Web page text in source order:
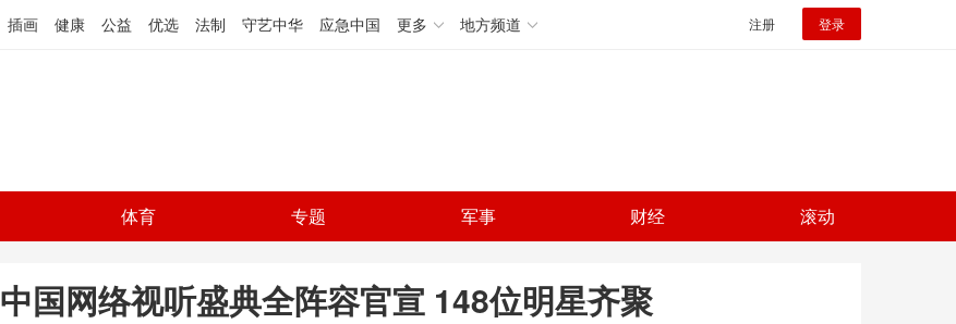
插画 健康 公益 优选 法制 守艺中华 应急中国 更多 地方频道 注册 登录
体育 专题 军事 财经 滚动
中国网络视听盛典全阵容官宣 148位明星齐聚